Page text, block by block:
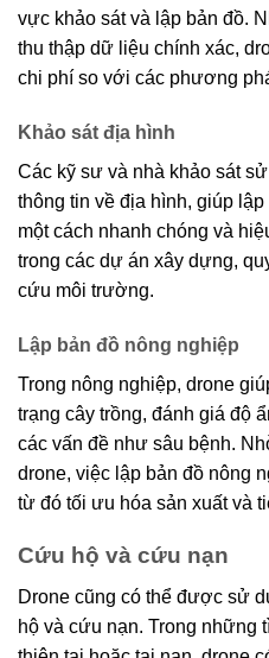
vực khảo sát và lập bản đồ.
thu thập dữ liệu chính xác,
chi phí so với các phương
Khảo sát địa hình
Các kỹ sư và nhà khảo sát
thông tin về địa hình, giúp
một cách nhanh chóng và
trong các dự án xây dựng,
cứu môi trường.
Lập bản đồ nông nghiệp
Trong nông nghiệp, drone
trạng cây trồng, đánh giá độ
các vấn đề như sâu bệnh.
drone, việc lập bản đồ nông
từ đó tối ưu hóa sản xuất và
Cứu hộ và cứu nạn
Drone cũng có thể được sử
hộ và cứu nạn. Trong những